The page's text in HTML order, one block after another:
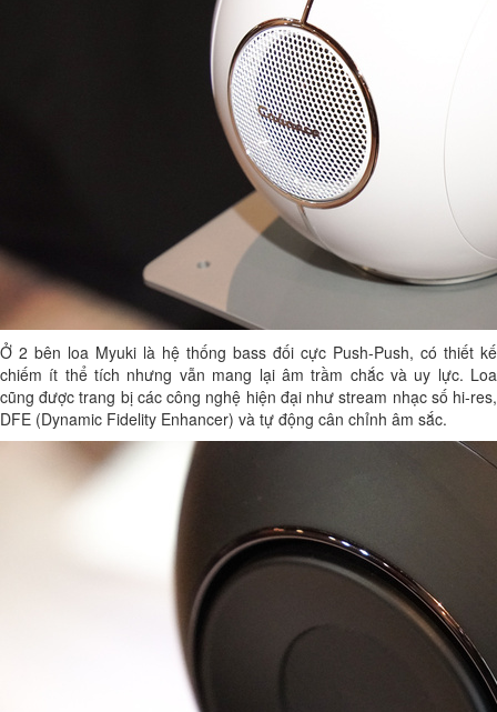
Ở 2 bên loa Myuki là hệ thống bass đối cực Push-Push, có thiết kế
chiếm ít thể tích nhưng vẫn mang lại âm trầm chắc và uy lực. Loa
cũng được trang bị các công nghệ hiện đại như stream nhạc số hi-res,
DFE (Dynamic Fidelity Enhancer) và tự động cân chỉnh âm sắc.